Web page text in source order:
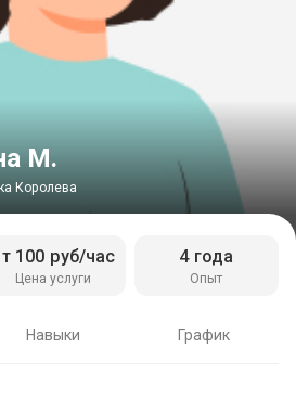
М.
Королева
Цена услуги
100 руб/час
Опыт
4 года
Навыки График